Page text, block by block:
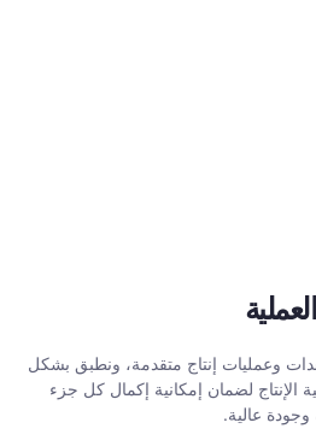
وعمليات إنتاج متقدمة، ونطبق بشكل
الإنتاج لضمان إمكانية إكمال كل جزء
وجودة عالية.